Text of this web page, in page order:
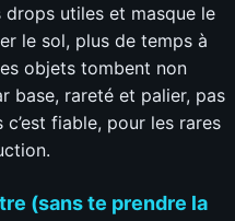
utiles et masque le
le sol, plus de temps à
objets tombent non
base, rareté et palier, pas
fiable, pour les rares
(sans te prendre la